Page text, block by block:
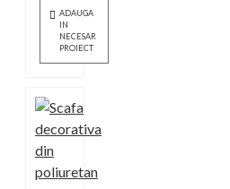
ADAUGA
IN
NECESAR
PROIECT